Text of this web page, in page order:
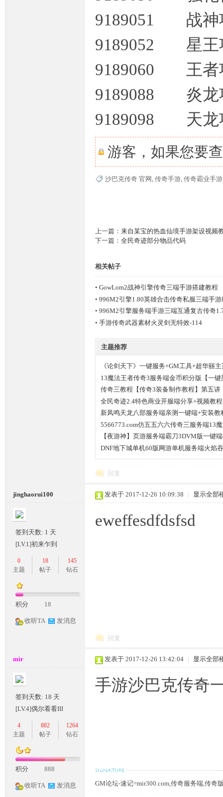
9189051 战
9189052 星
9189060 王
9189088 炎
9189098 天
游客，如果您要
沙巴克传奇 官网, 传奇手游, 传奇霸业手游
上一篇： 来自某宝的热血仙境手游架设视频
下一篇： 全民奇迹部分物品代码
相关帖子
• GowLom2战神引擎传奇三端手游搭建教程
• 996M2引擎1.80英雄合击传奇私服三端手
• 996M2引擎服务端手游三端互通复古传奇
• 手游传奇武器素材火灵剑无特效-114
主题推荐
《论剑天下》一键服务+GM工具+超华丽
13魔法王者传奇3服务端金币积分版【一键
传奇三教程【传奇3装备制作教程】第五讲
全民奇迹2.4特色商业开服端分享+视频教
改
新凤鸣天龙八部服务端亲测一键端+安装教
5566773.com仿五五六六传奇三服务端13
【夜游神】页游服务端霸刀3DVM版一键
DNF地下城单机60版网游单机服务端火焰
回复
jinghaorui100
签到天数: 1 天
[LV.1]初来乍到
0
主题
18
帖子
145
钻石
积分 18
收听TA 发消息
发表于 2017-12-26 10:09:38 | 显示全部
eweffesdfdsfsd
回复
mir
签到天数: 18 天
[LV.4]偶尔看看III
4
主题
882
帖子
1264
钻石
积分 888
收听TA 发消息
发表于 2017-12-26 13:42:04 | 显示全部
手游沙巴克传奇
GM论坛-速记=mir300.com,传奇服务端,传奇